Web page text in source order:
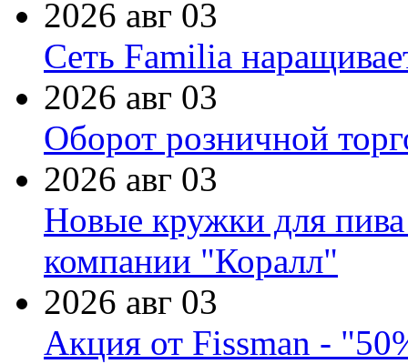
2026 авг 03
Сеть Familia
2026 авг 03
Оборот розничной
2026 авг 03
Новые кружки для
компании "Коралл"
2026 авг 03
Акция от Fissman -